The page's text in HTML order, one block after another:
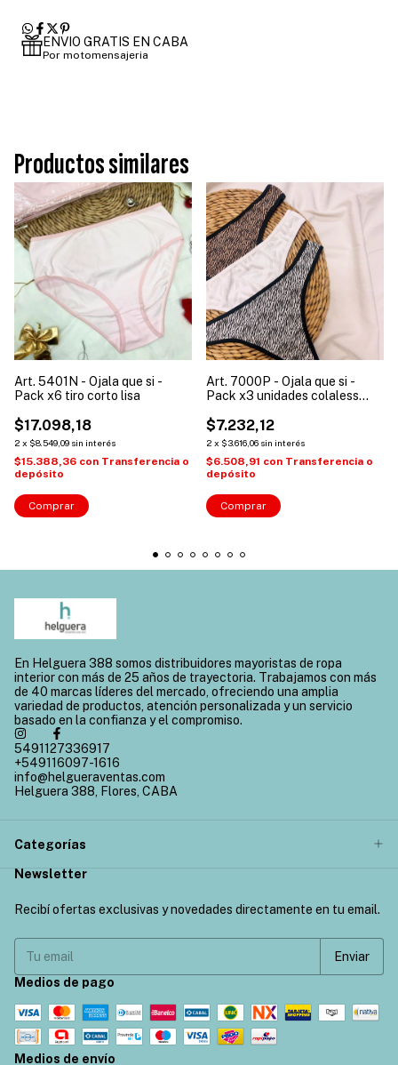
ENVIO GRATIS EN CABA
Por motomensajeria
Productos similares
Art. 5401N - Ojala que si -
Pack x6 tiro corto lisa
$17.098,18
2 x $8.549,09 sin interés
$15.388,36 con Transferencia o
depósito
Comprar
Art. 7000P - Ojala que si -
Pack x3 unidades colaless
$7.232,12
2 x $3.616,06 sin interés
$6.508,91 con Transferencia o
depósito
Comprar
En Helguera 388 somos distribuidores mayoristas de ropa
interior con más de 25 años de trayectoria. Trabajamos con más
de 40 marcas líderes del mercado, ofreciendo una amplia
variedad de productos, atención personalizada y un servicio
basado en la confianza y el compromiso.
5491127336917
+549116097-1616
info@helgueraventas.com
Helguera 388, Flores, CABA
Categorías
Newsletter
Recibí ofertas exclusivas y novedades directamente en tu email.
Medios de pago
Medios de envío